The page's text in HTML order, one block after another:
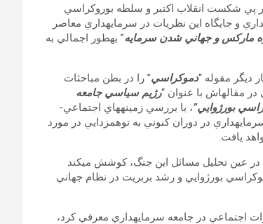
پي شكست انقلاب اكتبر و سلطه بوروكراسي
و جايگاه اين نظريات در سرمايه‏داري معاصر
ماركس و جهاني شدن سرمايه” به‏طور اجمالي به
ديگر مقوله “دموكراسي” را در بطن مباحثات
مقاله‏اش با عنوان “رژيم سياسي جامعه
بورژوايي”، با بررسي زمينه‏هاي اجتماعي-
در دوران كنوني به توهم‏زدايي در مورد
يافت.
در عين تحليل مسائل اين جنگ، كوشش مي‏كند
بورژوايي و رشد بربريت در نظام جهاني
اجتماعي در جامعه سرمايه‏داري معرفي كرد،